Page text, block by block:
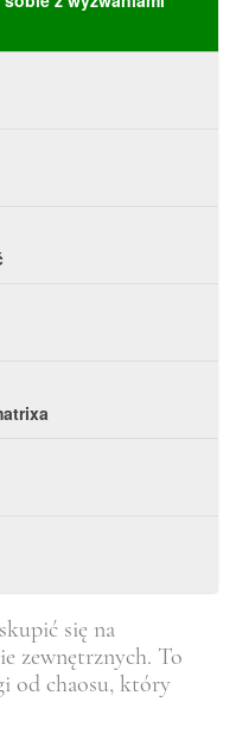
się na
zewnętrznych. To
od chaosu, który